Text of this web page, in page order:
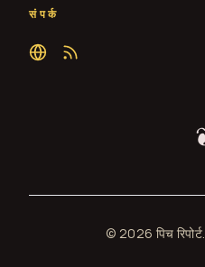
संपर्क
© 2026 पिच रिपोर्ट.